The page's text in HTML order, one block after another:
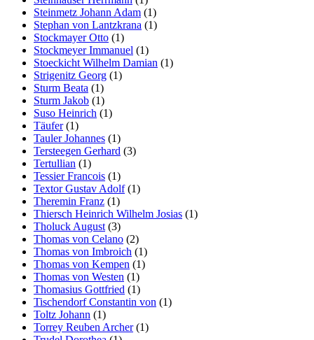
Steinmetz Johann Adam (1)
Stephan von Lantzkrana (1)
Stockmayer Otto (1)
Stockmeyer Immanuel (1)
Stoeckicht Wilhelm Damian (1)
Strigenitz Georg (1)
Sturm Beata (1)
Sturm Jakob (1)
Suso Heinrich (1)
Täufer(1)
Tauler Johannes (1)
Tersteegen Gerhard (3)
Tertullian (1)
Tessier Francois (1)
Textor Gustav Adolf(1)
Theremin Franz (1)
Thiersch Heinrich Wilhelm Josias (1)
Tholuck August (3)
Thomas von Celano (2)
Thomas von Imbroich (1)
Thomas von Kempen (1)
Thomas von Westen (1)
Thomasius Gottfried (1)
Tischendorf Constantin von (1)
Toltz Johann (1)
Torrey Reuben Archer(1)